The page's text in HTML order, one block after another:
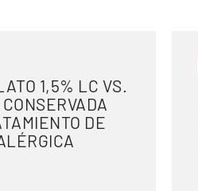
1,5% LC VS.
DE